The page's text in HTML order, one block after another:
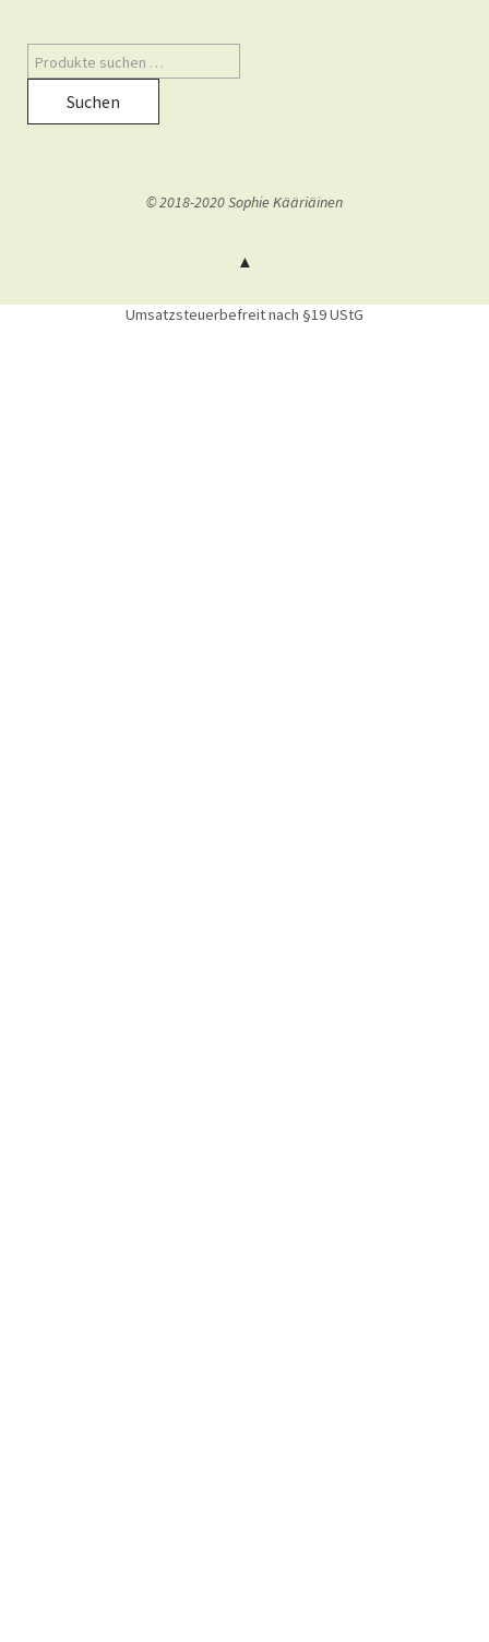
Suchen
© 2018-2020 Sophie Kääriäinen
Umsatzsteuerbefreit nach §19 UStG